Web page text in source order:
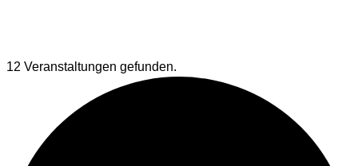
12 Veranstaltungen gefunden.